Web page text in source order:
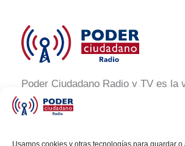
Usamos cookies y otras tecnologías para guardar
Poder Ciudadano Radio y TV es la
buscan un México informado y
Nuestro compromiso es conectar